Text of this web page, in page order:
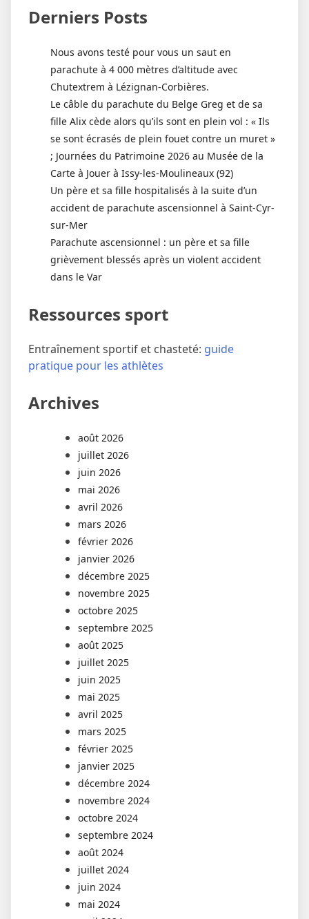
Derniers Posts
Nous avons testé pour vous un saut en
parachute à 4 000 mètres d’altitude avec
Chutextrem à Lézignan-Corbières.
Le câble du parachute du Belge Greg et de sa
fille Alix cède alors qu’ils sont en plein vol : « Ils
se sont écrasés de plein fouet contre un muret »
; Journées du Patrimoine 2026 au Musée de la
Carte à Jouer à Issy-les-Moulineaux (92)
Un père et sa fille hospitalisés à la suite d’un
accident de parachute ascensionnel à Saint-Cyr-
sur-Mer
Parachute ascensionnel : un père et sa fille
grièvement blessés après un violent accident
dans le Var
Ressources sport
Entraînement sportif et chasteté: guide
pratique pour les athlètes
Archives
août 2026
juillet 2026
juin 2026
mai 2026
avril 2026
mars 2026
février 2026
janvier 2026
décembre 2025
novembre 2025
octobre 2025
septembre 2025
août 2025
juillet 2025
juin 2025
mai 2025
avril 2025
mars 2025
février 2025
janvier 2025
décembre 2024
novembre 2024
octobre 2024
septembre 2024
août 2024
juillet 2024
juin 2024
mai 2024